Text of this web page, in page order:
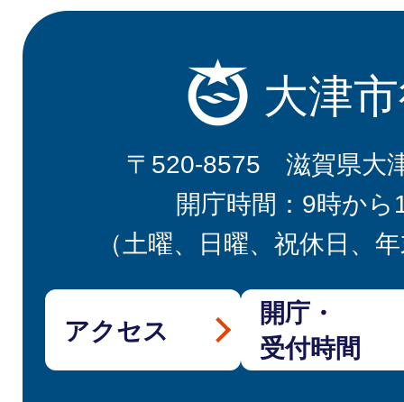
大津
〒520-8575 滋賀県大
開庁時間：9時から
（土曜、日曜、祝休日、
アクセス
開庁・
受付時間